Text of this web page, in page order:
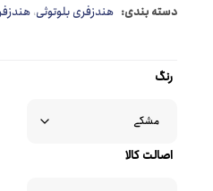
دسته بندی: هندزفری بلوتوثی،
رنگ
اصالت کالا